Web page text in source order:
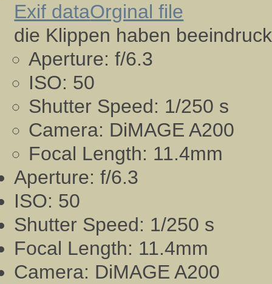
Exif dataOrginal file
die Klippen haben
Aperture: f/6.3
ISO: 50
Shutter Speed: 1/250 s
Camera: DiMAGE A200
Focal Length: 11.4mm
Aperture: f/6.3
ISO: 50
Shutter Speed: 1/250 s
Focal Length: 11.4mm
Camera: DiMAGE A200